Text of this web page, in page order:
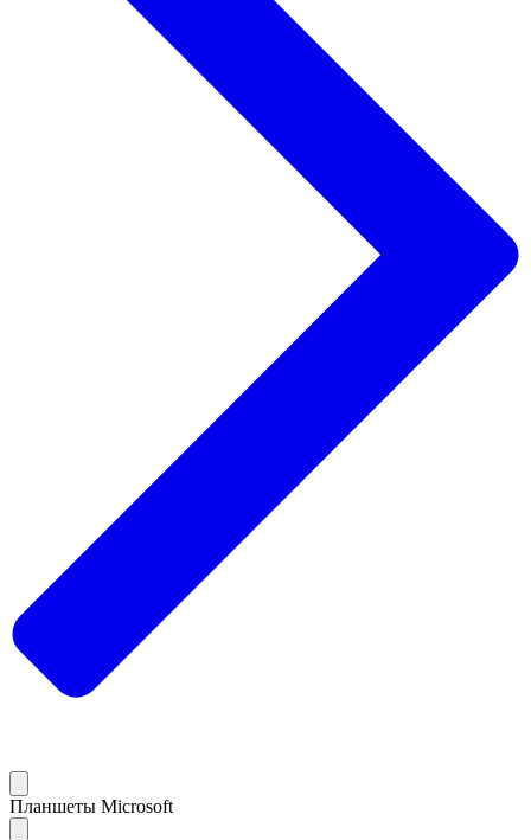
Планшеты Microsoft